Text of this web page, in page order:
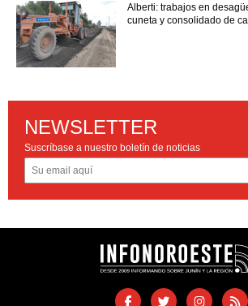
Alberti: trabajos en
cuneta y consolidado de
NEWSLETTER
Suscríbase a nuestro boletín de noticias